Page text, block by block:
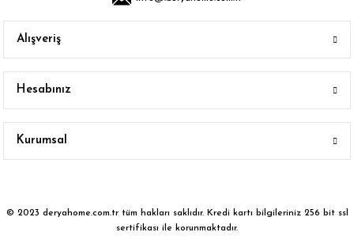
Alışveriş
Hesabınız
Kurumsal
© 2023 deryahome.com.tr tüm hakları saklıdır. Kredi kartı bilgileriniz 256 bit ssl
sertifikası ile korunmaktadır.